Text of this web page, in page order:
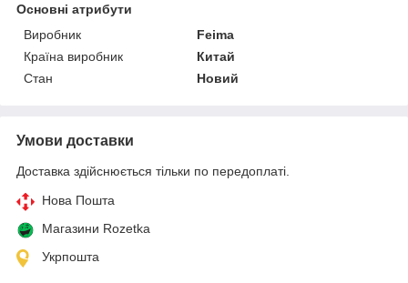
Основні атрибути
Виробник
Feima
Країна виробник
Китай
Стан
Новий
Умови доставки
Доставка здійснюється тільки по передоплаті.
Нова Пошта
Магазини Rozetka
Укрпошта